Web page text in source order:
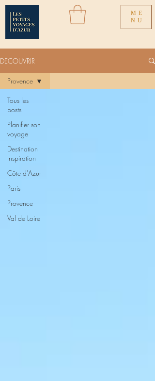
ME
NU
DECOUVRIR
Tous les
posts
Planifier son
voyage
Destination
Inspiration
Côte d'Azur
Paris
Provence
Val de Loire
Provence